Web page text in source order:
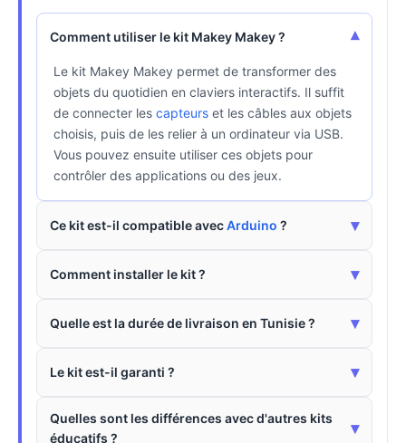
Comment utiliser le kit Makey Makey ? ▾
Le kit Makey Makey permet de transformer des
objets du quotidien en claviers interactifs. Il suffit
de connecter les capteurs et les câbles aux objets
choisis, puis de les relier à un ordinateur via USB.
Vous pouvez ensuite utiliser ces objets pour
contrôler des applications ou des jeux.
Ce kit est-il compatible avecArduino ? ▾
Comment installer le kit ? ▾
Quelle est la durée de livraison en Tunisie ? ▾
Le kit est-il garanti ? ▾
Quelles sont les différences avec d'autres kits
éducatifs ?
▾